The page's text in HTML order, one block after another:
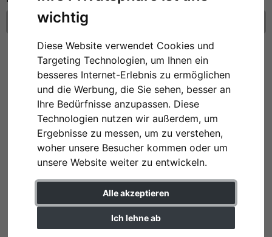
wichtig
Diese Website verwendet Cookies und
Targeting Technologien, um Ihnen ein
besseres Internet-Erlebnis zu ermöglichen
und die Werbung, die Sie sehen, besser an
Ihre Bedürfnisse anzupassen. Diese
Technologien nutzen wir außerdem, um
Ergebnisse zu messen, um zu verstehen,
woher unsere Besucher kommen oder um
unsere Website weiter zu entwickeln.
Alle akzeptieren
Ich lehne ab
Format: 30x45
ab 34,10 € *